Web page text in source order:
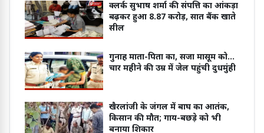
क्लर्क सुभाष शर्मा की संपत्ति का आंकड़ा
बढ़कर हुआ 8.87 करोड़, सात बैंक खाते
सील
गुनाह माता-पिता का, सजा मासूम को...
चार महीने की उम्र में जेल पहुंची दुधमुंही
खैरलांजी के जंगल में बाघ का आतंक,
किसान की मौत; गाय-बछड़े को भी
बनाया शिकार